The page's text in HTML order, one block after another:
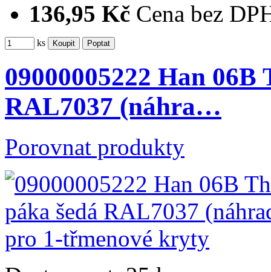
136,95 Kč Cena bez
ks
09000005222 Han
RAL7037 (náhra…
Porovnat produkty